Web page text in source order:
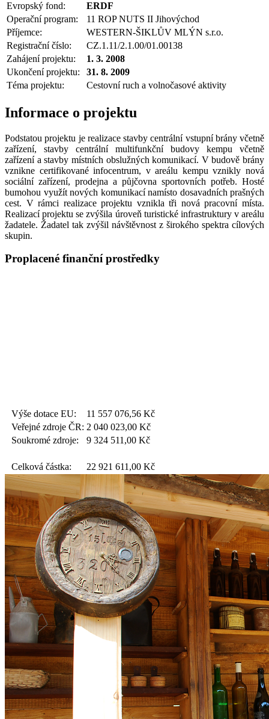
Evropský fond:
ERDF
Operační program:
11 ROP NUTS II Jihovýchod
Příjemce:
WESTERN-ŠIKLŮV MLÝN s.r.o.
Registrační číslo:
CZ.1.11/2.1.00/01.00138
Zahájení projektu:
1. 3. 2008
Ukončení projektu:
31. 8. 2009
Téma projektu:
Cestovní ruch a volnočasové aktivity
Informace o projektu
Podstatou projektu je realizace stavby centrální vstupní brány včetně
zařízení, stavby centrální multifunkční budovy kempu včetně
zařízení a stavby místních obslužných komunikací. V budově brány
vznikne certifikované infocentrum, v areálu kempu vznikly nová
sociální zařízení, prodejna a půjčovna sportovních potřeb. Hosté
bumohou využít nových komunikací namísto dosavadních prašných
cest. V rámci realizace projektu vznikla tři nová pracovní místa.
Realizací projektu se zvýšila úroveň turistické infrastruktury v areálu
žadatele. Žadatel tak zvýšil návštěvnost z širokého spektra cílových
skupin.
Proplacené finanční prostředky
Výše dotace EU: 11 557 076,56 Kč
Veřejné zdroje ČR: 2 040 023,00 Kč
Soukromé zdroje:
9 324 511,00 Kč
Celková částka: 22 921 611,00 Kč